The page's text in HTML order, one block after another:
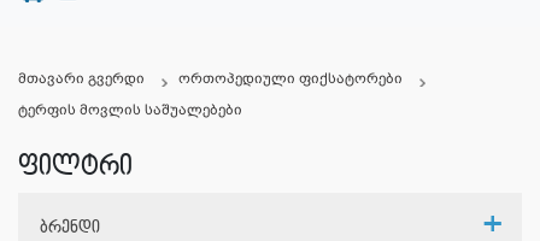
მთავარი გვერდი
ორთოპედიული ფიქსატორები
ტერფის მოვლის საშუალებები
ფილტრი
ბრენდი